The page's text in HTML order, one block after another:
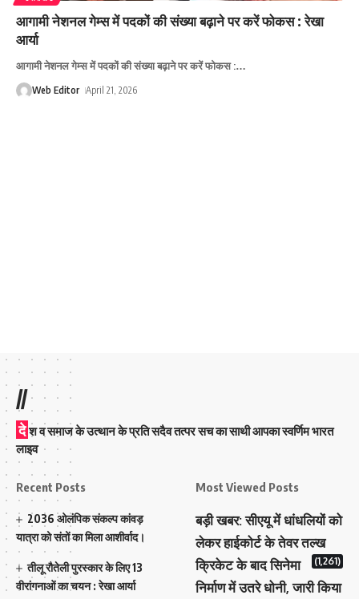
आगामी नेशनल गेम्स में पदकों की संख्या बढ़ाने पर करें फोकस : रेखा
आर्या
आगामी नेशनल गेम्स में पदकों की संख्या बढ़ाने पर करें फोकस :…
Web Editor April 21, 2026
//
दे श व समाज के उत्थान के प्रति सदैव तत्पर सच का साथी आपका स्वर्णिम भारत
लाइव
Recent Posts
2036 ओलंपिक संकल्प कांवड़
यात्रा को संतों का मिला आशीर्वाद।
तीलू रौतेली पुरस्कार के लिए 13
वीरांगनाओं का चयन : रेखा आर्या
Most Viewed Posts
बड़ी खबर: सीएयू में धांधलियों को
लेकर हाईकोर्ट के तेवर तल्ख
(1,261)
क्रिकेट के बाद सिनेमा
निर्माण में उतरे धोनी, जारी किया